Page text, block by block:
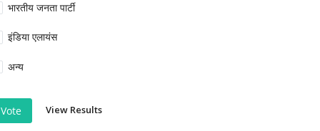
भारतीय जनता पार्टी
इंडिया एलायंस
अन्य
Vote View Results